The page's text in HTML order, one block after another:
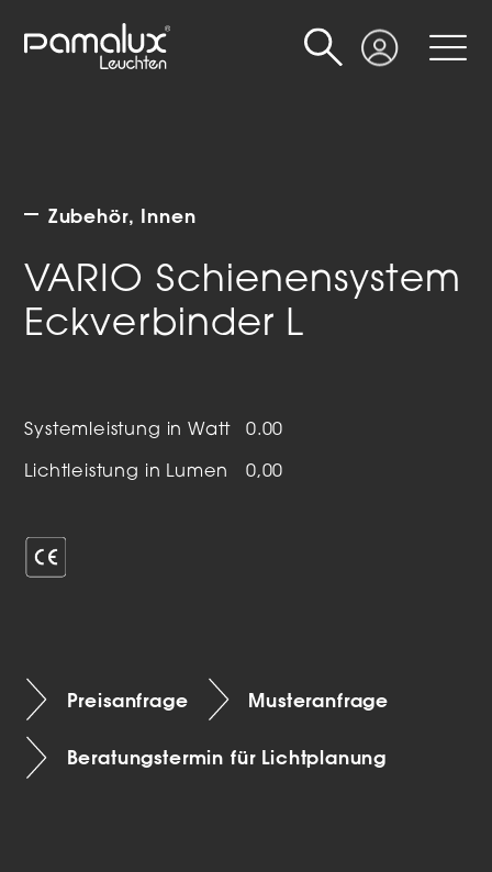
Login
Suche
Zubehör Innen
VARIO Schienensystem
Eckverbinder L
Systemleistung in Watt 0.00
Lichtleistung in Lumen 0,00
Preisanfrage Musteranfrage
Beratungstermin für Lichtplanung